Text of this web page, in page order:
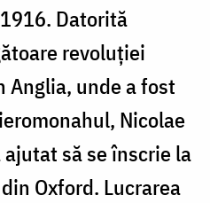
Datorită
revoluției
Anglia, unde a fost
Nicolae
să se înscrie la
Oxford. Lucrarea